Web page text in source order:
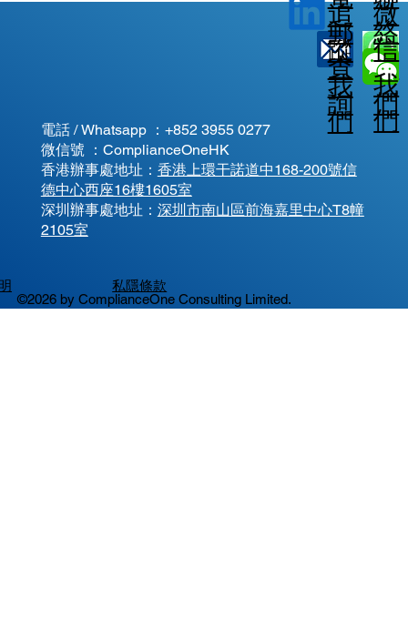
©2026 by ComplianceOne Consulting Limited.
電話 / Whatsapp ： +852 3955 0277
微信號 ：ComplianceOneHK
香港辦事處地址： 香港上環干諾道中168-200號信
德中心西座16樓1605室
​深圳辦事處地址： 深圳市南山區前海嘉里中心T8幢
2105室
私隱條款
郵
查
詢
追
蹤
我
們
絡
我
們
微
信
我
們